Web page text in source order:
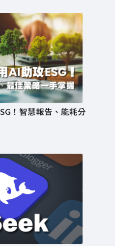
！智慧報告、能耗分